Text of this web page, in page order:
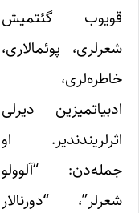
قویوب گئتمیش
شعرلری، پوئمالاری،
خاطره‌لری،
ادبیاتمیزین دیرلی
اثرلریندندیر. او
جمله‌دن: “آلوولو
شعرلر”، “دورنالار